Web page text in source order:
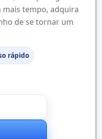
mais tempo, adquira
de se tornar um
rápido